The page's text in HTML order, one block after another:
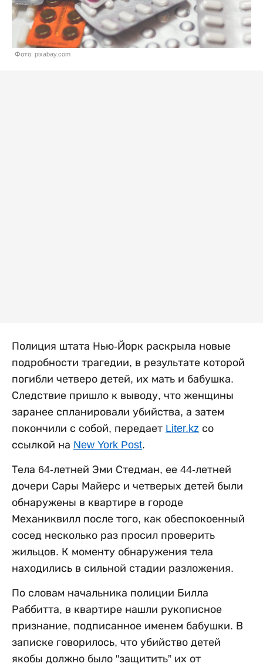
Фото: pixabay.com
Полиция штата Нью-Йорк раскрыла новые
подробности трагедии, в результате которой
погибли четверо детей, их мать и бабушка.
Следствие пришло к выводу, что женщины
заранее спланировали убийства, а затем
покончили с собой, передает Liter.kz со
ссылкой на New York Post.
Тела 64-летней Эми Стедман, ее 44-летней
дочери Сары Майерс и четверых детей были
обнаружены в квартире в городе
Механиквилл после того, как обеспокоенный
сосед несколько раз просил проверить
жильцов. К моменту обнаружения тела
находились в сильной стадии разложения.
По словам начальника полиции Билла
Раббитта, в квартире нашли рукописное
признание, подписанное именем бабушки. В
записке говорилось, что убийство детей
якобы должно было "защитить” их от